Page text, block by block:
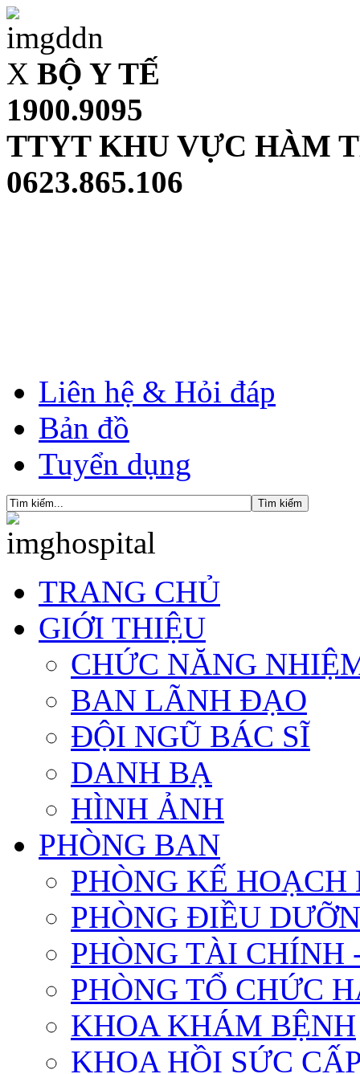
X BỘ Y TẾ
1900.9095
TTYT KHU VỰC HÀM
0623.865.106
Liên hệ & Hỏi đáp
Bản đồ
Tuyển dụng
TRANG CHỦ
GIỚI THIỆU
CHỨC NĂNG
BAN LÃNH ĐẠO
ĐỘI NGŨ BÁC SĨ
DANH BẠ
HÌNH ẢNH
PHÒNG BAN
PHÒNG KẾ HOẠCH
PHÒNG ĐIỀU
PHÒNG TÀI CHÍNH
PHÒNG TỔ CHỨC
KHOA KHÁM BỆNH
KHOA HỒI SỨC